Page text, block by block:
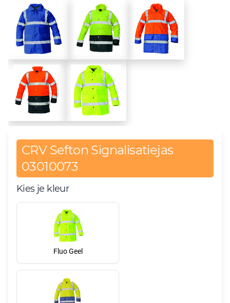
CRV Sefton Signalisatiejas
03010073
Kies je kleur
Fluo Geel